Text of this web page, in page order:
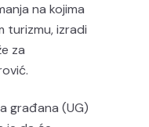
na kojima
turizmu, izradi
za
građana (UG)